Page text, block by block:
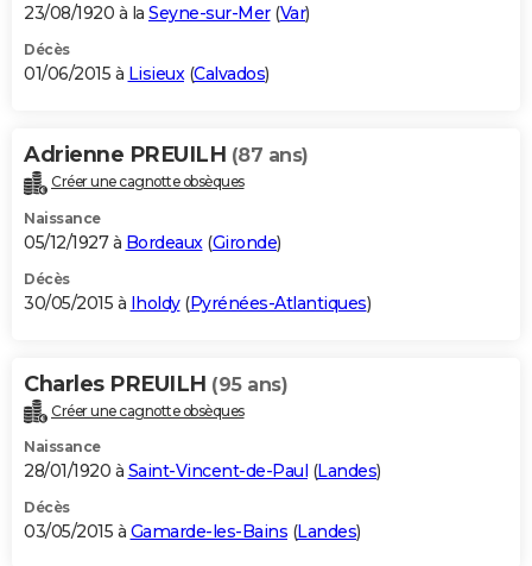
23/08/1920 à la Seyne-sur-Mer(Var)
Décès
01/06/2015 à Lisieux(Calvados)
Adrienne PREUILH (87 ans)
Créer une cagnotte obsèques
Naissance
05/12/1927 à Bordeaux (Gironde)
Décès
30/05/2015 à Iholdy(Pyrénées-Atlantiques)
Charles PREUILH (95 ans)
Créer une cagnotte obsèques
Naissance
28/01/1920 à Saint-Vincent-de-Paul (Landes)
Décès
03/05/2015 à Gamarde-les-Bains (Landes)